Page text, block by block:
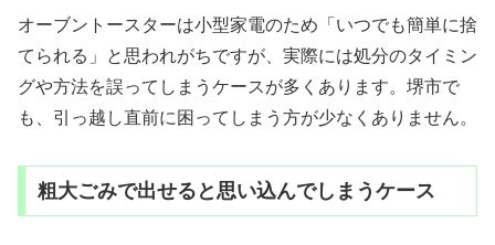
オーブントースターは小型家電のため「いつでも簡単に捨
てられる」と思われがちですが、実際には処分のタイミン
グや方法を誤ってしまうケースが多くあります。堺市で
も、引っ越し直前に困ってしまう方が少なくありません。
粗大ごみで出せると思い込んでしまうケース